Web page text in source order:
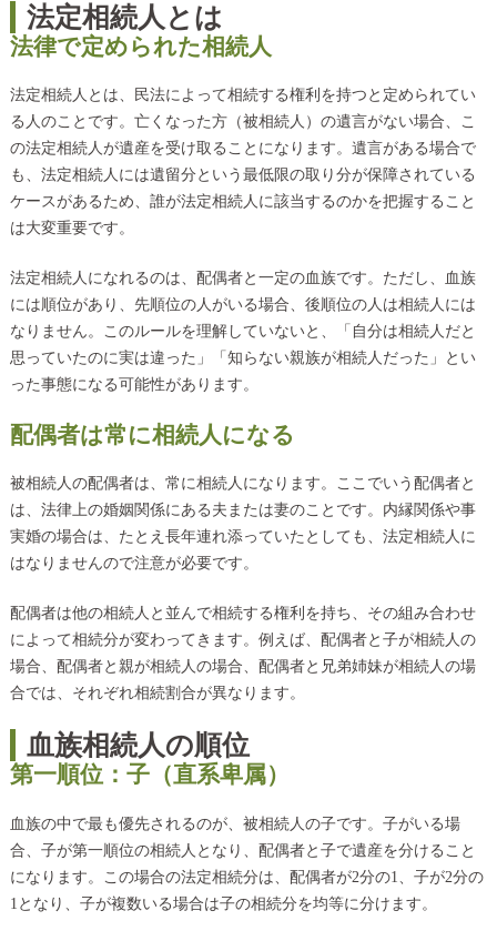
法定相続人とは
法律で定められた相続人
法定相続人とは、民法によって相続する権利を持つと定められてい
る人のことです。亡くなった方（被相続人）の遺言がない場合、こ
の法定相続人が遺産を受け取ることになります。遺言がある場合で
も、法定相続人には遺留分という最低限の取り分が保障されている
ケースがあるため、誰が法定相続人に該当するのかを把握すること
は大変重要です。
法定相続人になれるのは、配偶者と一定の血族です。ただし、血族
には順位があり、先順位の人がいる場合、後順位の人は相続人には
なりません。このルールを理解していないと、「自分は相続人だと
思っていたのに実は違った」「知らない親族が相続人だった」とい
った事態になる可能性があります。
配偶者は常に相続人になる
被相続人の配偶者は、常に相続人になります。ここでいう配偶者と
は、法律上の婚姻関係にある夫または妻のことです。内縁関係や事
実婚の場合は、たとえ長年連れ添っていたとしても、法定相続人に
はなりませんので注意が必要です。
配偶者は他の相続人と並んで相続する権利を持ち、その組み合わせ
によって相続分が変わってきます。例えば、配偶者と子が相続人の
場合、配偶者と親が相続人の場合、配偶者と兄弟姉妹が相続人の場
合では、それぞれ相続割合が異なります。
血族相続人の順位
第一順位：子（直系卑属）
血族の中で最も優先されるのが、被相続人の子です。子がいる場
合、子が第一順位の相続人となり、配偶者と子で遺産を分けること
になります。この場合の法定相続分は、配偶者が2分の1、子が2分の
1となり、子が複数いる場合は子の相続分を均等に分けます。